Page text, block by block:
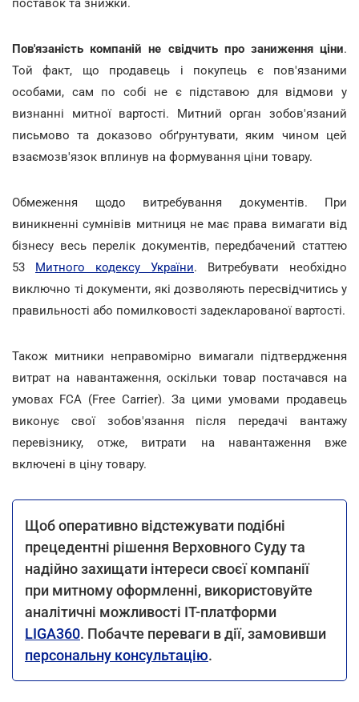
поставок та знижки.
Пов'язаність компаній не свідчить про заниження ціни.
Той факт, що продавець і покупець є пов'язаними
особами, сам по собі не є підставою для відмови у
визнанні митної вартості. Митний орган зобов'язаний
письмово та доказово обґрунтувати, яким чином цей
взаємозв'язок вплинув на формування ціни товару.
Обмеження щодо витребування документів. При
виникненні сумнівів митниця не має права вимагати від
бізнесу весь перелік документів, передбачений статтею
53 Митного кодексу України. Витребувати необхідно
виключно ті документи, які дозволяють пересвідчитись у
правильності або помилковості задекларованої вартості.
Також митники неправомірно вимагали підтвердження
витрат на навантаження, оскільки товар постачався на
умовах FCA (Free Carrier). За цими умовами продавець
виконує свої зобов'язання після передачі вантажу
перевізнику, отже, витрати на навантаження вже
включені в ціну товару.
Щоб оперативно відстежувати подібні
прецедентні рішення Верховного Суду та
надійно захищати інтереси своєї компанії
при митному оформленні, використовуйте
аналітичні можливості ІТ-платформи
LIGA360. Побачте переваги в дії, замовивши
персональну консультацію.